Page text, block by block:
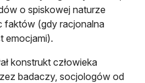
o spiskowej naturze
faktów (gdy racjonalna
emocjami).
konstrukt człowieka
badaczy, socjologów od